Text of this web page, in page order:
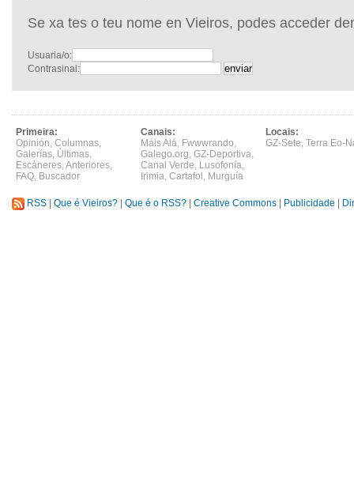
Se xa tes o teu nome en Vieiros, podes acceder
Usuaria/o:
Contrasinal:
Primeira:
Opinión, Columnas,
Galerías, Últimas,
Escáneres,Anteriores,
FAQ, Buscador
Canais:
Máis Alá, Fwwwrando,
Galego.org, GZ-Deportiva,
Canal Verde, Lusofonía,
Irimia, Cartafol , Murguía
Locais:
GZ-Sete, Terra Eo-
RSS Que é Vieiros? Que é o RSS? Creative Commons Publicidade